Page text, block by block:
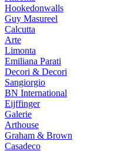
Hookedonwalls
Guy Masureel
Calcutta
Arte
Limonta
Emiliana Parati
Decori & Decori
Sangiorgio
BN International
Eijffinger
Galerie
Arthouse
Graham & Brown
Casadeco